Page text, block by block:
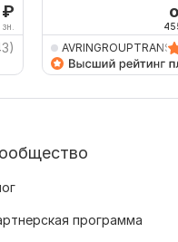
₽
программа